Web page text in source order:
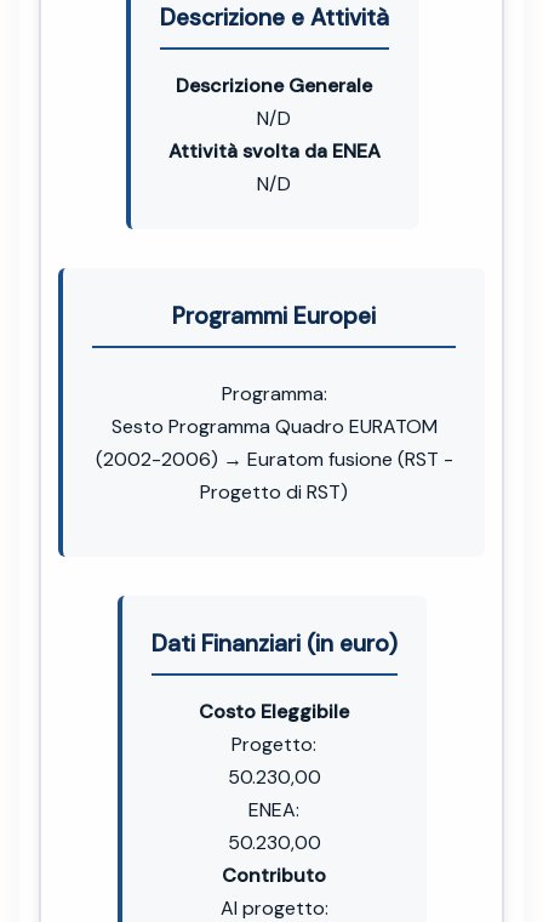
Descrizione e Attività
Descrizione Generale
N/D
Attività svolta da ENEA
N/D
Programmi Europei
Programma:
Sesto Programma Quadro EURATOM
(2002-2006) → Euratom fusione (RST -
Progetto di RST)
Dati Finanziari (in euro)
Costo Eleggibile
Progetto:
50.230,00
ENEA:
50.230,00
Contributo
Al progetto: